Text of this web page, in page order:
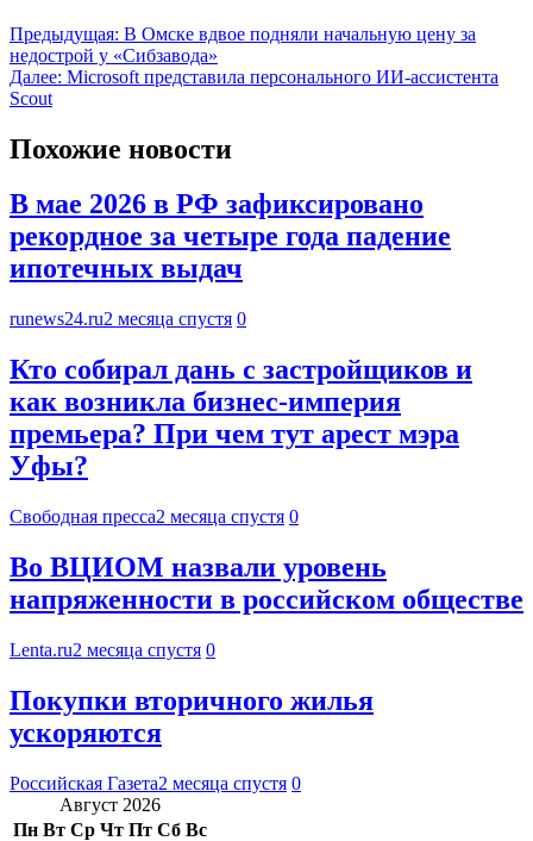
Предыдущая: В Омске вдвое подняли начальную цену за
недострой у «Сибзавода»
Далее: Microsoft представила персонального ИИ-ассистента
Scout
Похожие новости
В мае 2026 в РФ зафиксировано
рекордное за четыре года падение
ипотечных выдач
runews24.ru2 месяца спустя 0
Кто собирал дань с застройщиков и
как возникла бизнес-империя
премьера? При чем тут арест мэра
Уфы?
Свободная пресса2 месяца спустя 0
Во ВЦИОМ назвали уровень
напряженности в российском обществе
Lenta.ru2 месяца спустя 0
Покупки вторичного жилья
ускоряются
Российская Газета2 месяца спустя 0
Август 2026
Пн Вт Ср Чт Пт Сб Вс